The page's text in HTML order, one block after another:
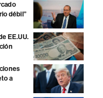
débil”
EE.UU.
a